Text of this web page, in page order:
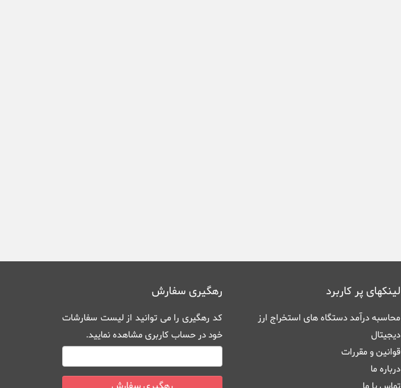
لینکهای پر کاربرد
محاسبه درآمد دستگاه های استخراج ارز
دیجیتال
قوانین و مقررات
درباره ما
رهگیری سفارش
کد رهگیری را می توانید ازلیست سفارشات
خود در حساب کاربریمشاهده نمایید.